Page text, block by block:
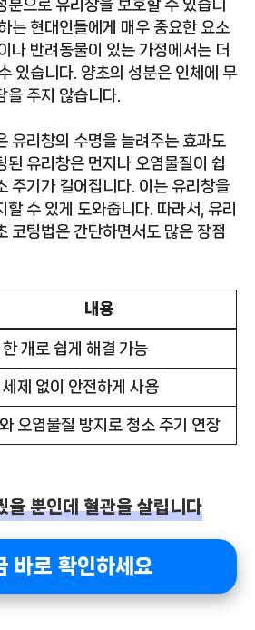
분으로 유리창을 보호할 수 있습니
는 현대인들에게 매우 중요한 요소
나 반려동물이 있는 가정에서는 더
있습니다. 양초의 성분은 인체에 무
을 주지 않습니다.
유리창의 수명을 늘려주는 효과도
된 유리창은 먼지나 오염물질이 쉽
주기가 길어집니다. 이는 유리창을
할 수 있게 도와줍니다. 따라서, 유리
코팅법은 간단하면서도 많은 장점
내용
한 개로 쉽게 해결 가능
제 없이 안전하게 사용
오염물질 방지로 청소 주기 연장
을 뿐인데 혈관을 살립니다
바로 확인하세요